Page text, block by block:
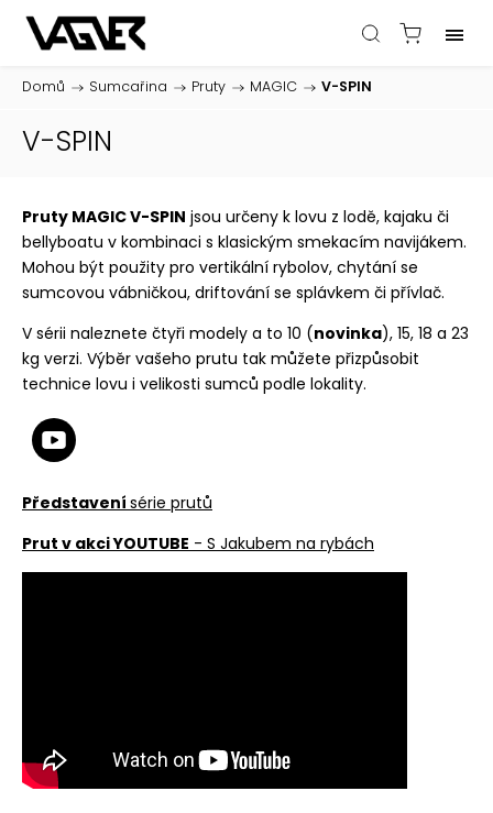
Domů / Sumcařina / Pruty / MAGIC / V-SPIN
V-SPIN
Pruty MAGIC V-SPIN jsou určeny k lovu z lodě, kajaku či
bellyboatu v kombinaci s klasickým smekacím navijákem.
Mohou být použity pro vertikální rybolov, chytání se
sumcovou vábničkou, driftování se splávkem či přívlač.
V sérii naleznete čtyři modely a to 10 (novinka), 15, 18 a 23
kg verzi. Výběr vašeho prutu tak můžete přizpůsobit
technice lovu i velikosti sumců podle lokality.
Představení série prutů
Prut v akci YOUTUBE - S Jakubem na rybách